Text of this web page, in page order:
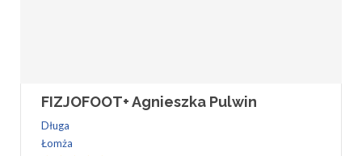
FIZJOFOOT+ Agnieszka Pulwin
Długa
Łomża